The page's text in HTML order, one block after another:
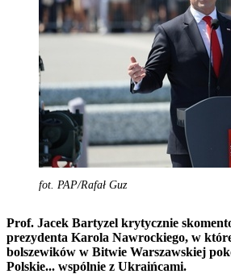
fot. PAP/Rafał Guz
Prof. Jacek Bartyzel krytycznie
prezydenta Karola Nawrockiego, w
bolszewików w Bitwie Warszawskiej
Polskie... wspólnie z Ukraińcami.